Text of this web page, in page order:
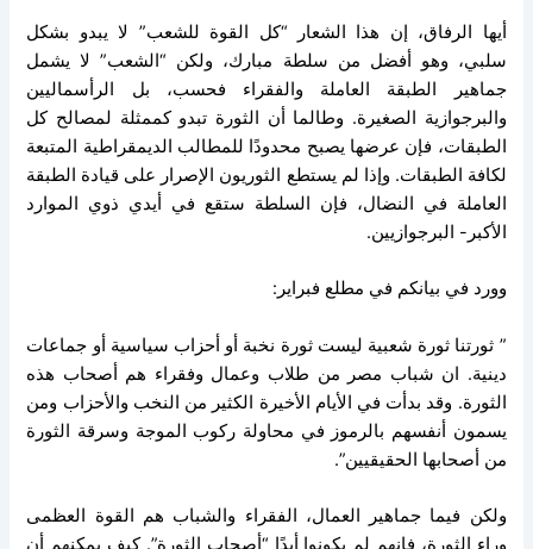
أيها الرفاق، إن هذا الشعار “كل القوة للشعب” لا يبدو بشكل
سلبي، وهو أفضل من سلطة مبارك، ولكن “الشعب” لا يشمل
جماهير الطبقة العاملة والفقراء فحسب، بل الرأسماليين
والبرجوازية الصغيرة. وطالما أن الثورة تبدو كممثلة لمصالح كل
الطبقات، فإن عرضها يصبح محدودًا للمطالب الديمقراطية المتبعة
لكافة الطبقات. وإذا لم يستطع الثوريون الإصرار على قيادة الطبقة
العاملة في النضال، فإن السلطة ستقع في أيدي ذوي الموارد
الأكبر- البرجوازيين.
وورد في بيانكم في مطلع فبراير:
” ثورتنا ثورة شعبية ليست ثورة نخبة أو أحزاب سياسية أو جماعات
دينية. ان شباب مصر من طلاب وعمال وفقراء هم أصحاب هذه
الثورة. وقد بدأت في الأيام الأخيرة الكثير من النخب والأحزاب ومن
يسمون أنفسهم بالرموز في محاولة ركوب الموجة وسرقة الثورة
من أصحابها الحقيقيين”.
ولكن فيما جماهير العمال، الفقراء والشباب هم القوة العظمى
وراء الثورة، فإنهم لم يكونوا أبدًا “أصحاب الثورة”. كيف يمكنهم أن